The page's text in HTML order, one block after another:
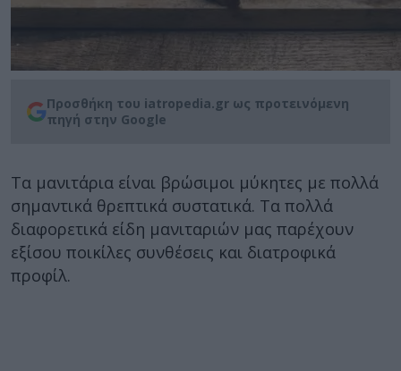
Προσθήκη του iatropedia.gr ως προτεινόμενη
πηγή στην Google
Τα μανιτάρια είναι βρώσιμοι μύκητες με πολλά
σημαντικά θρεπτικά συστατικά. Τα πολλά
διαφορετικά είδη μανιταριών μας παρέχουν
εξίσου ποικίλες συνθέσεις και διατροφικά
προφίλ.